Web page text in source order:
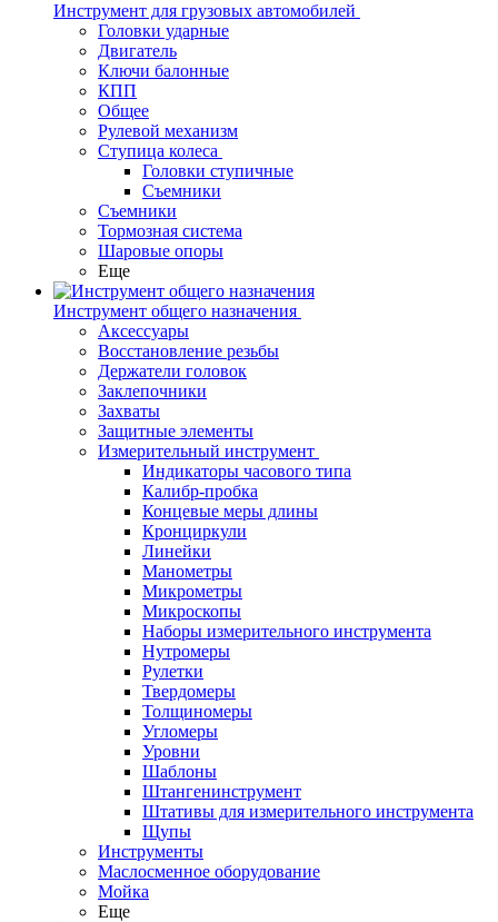
Инструмент для грузовых автомобилей
Головки ударные
Двигатель
Ключи балонные
КПП
Общее
Рулевой механизм
Ступица колеса
Головки ступичные
Съемники
Съемники
Тормозная система
Шаровые опоры
Еще
Инструмент общего назначения
Аксессуары
Восстановление резьбы
Держатели головок
Заклепочники
Захваты
Защитные элементы
Измерительный инструмент
Индикаторы часового типа
Калибр-пробка
Концевые меры длины
Кронциркули
Линейки
Манометры
Микрометры
Микроскопы
Наборы измерительного инструмента
Нутромеры
Рулетки
Твердомеры
Толщиномеры
Угломеры
Уровни
Шаблоны
Штангенинструмент
Штативы для измерительного инструмента
Щупы
Инструменты
Маслосменное оборудование
Мойка
Еще